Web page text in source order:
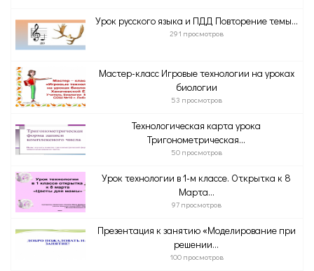
Урок русского языка и ПДД Повторение темы...
291 просмотров
Мастер-класс Игровые технологии на уроках
биологии
53 просмотров
Технологическая карта урока
Тригонометрическая...
50 просмотров
Урок технологии в 1-м классе. Открытка к 8
Марта...
97 просмотров
Презентация к занятию «Моделирование при
решении...
100 просмотров